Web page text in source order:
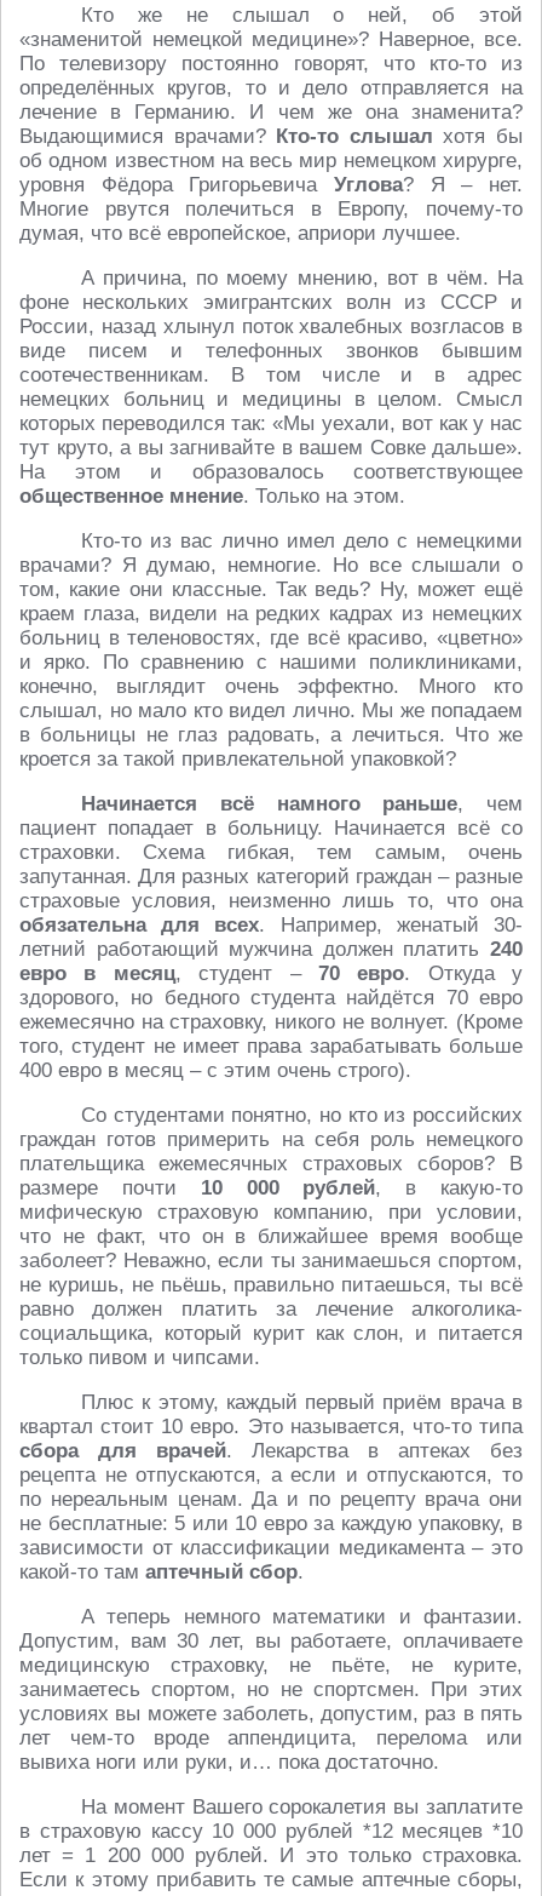
Кто же не слышал о ней, об этой
«знаменитой немецкой медицине»? Наверное, все.
По телевизору постоянно говорят, что кто-то из
определённых кругов, то и дело отправляется на
лечение в Германию. И чем же она знаменита?
Выдающимися врачами? Кто-то слышал хотя бы
об одном известном на весь мир немецком хирурге,
уровня Фёдора Григорьевича Углова? Я – нет.
Многие рвутся полечиться в Европу, почему-то
думая, что всё европейское, априори лучшее.
А причина, по моему мнению, вот в чём. На
фоне нескольких эмигрантских волн из СССР и
России, назад хлынул поток хвалебных возгласов в
виде писем и телефонных звонков бывшим
соотечественникам. В том числе и в адрес
немецких больниц и медицины в целом. Смысл
которых переводился так: «Мы уехали, вот как у нас
тут круто, а вы загнивайте в вашем Совке дальше».
На этом и образовалось соответствующее
общественное мнение. Только на этом.
Кто-то из вас лично имел дело с немецкими
врачами? Я думаю, немногие. Но все слышали о
том, какие они классные. Так ведь? Ну, может ещё
краем глаза, видели на редких кадрах из немецких
больниц в теленовостях, где всё красиво, «цветно»
и ярко. По сравнению с нашими поликлиниками,
конечно, выглядит очень эффектно. Много кто
слышал, но мало кто видел лично. Мы же попадаем
в больницы не глаз радовать, а лечиться. Что же
кроется за такой привлекательной упаковкой?
Начинается всё намного раньше, чем
пациент попадает в больницу. Начинается всё со
страховки. Схема гибкая, тем самым, очень
запутанная. Для разных категорий граждан – разные
страховые условия, неизменно лишь то, что она
обязательна для всех. Например, женатый 30-
летний работающий мужчина должен платить 240
евро в месяц, студент – 70 евро. Откуда у
здорового, но бедного студента найдётся 70 евро
ежемесячно на страховку, никого не волнует. (Кроме
того, студент не имеет права зарабатывать больше
400 евро в месяц – с этим очень строго).
Со студентами понятно, но кто из российских
граждан готов примерить на себя роль немецкого
плательщика ежемесячных страховых сборов? В
размере почти 10 000 рублей, в какую-то
мифическую страховую компанию, при условии,
что не факт, что он в ближайшее время вообще
заболеет? Неважно, если ты занимаешься спортом,
не куришь, не пьёшь, правильно питаешься, ты всё
равно должен платить за лечение алкоголика-
социальщика, который курит как слон, и питается
только пивом и чипсами.
Плюс к этому, каждый первый приём врача в
квартал стоит 10 евро. Это называется, что-то типа
сбора для врачей. Лекарства в аптеках без
рецепта не отпускаются, а если и отпускаются, то
по нереальным ценам. Да и по рецепту врача они
не бесплатные: 5 или 10 евро за каждую упаковку, в
зависимости от классификации медикамента – это
какой-то там аптечный сбор.
А теперь немного математики и фантазии.
Допустим, вам 30 лет, вы работаете, оплачиваете
медицинскую страховку, не пьёте, не курите,
занимаетесь спортом, но не спортсмен. При этих
условиях вы можете заболеть, допустим, раз в пять
лет чем-то вроде аппендицита, перелома или
вывиха ноги или руки, и… пока достаточно.
На момент Вашего сорокалетия вы заплатите
в страховую кассу 10 000 рублей *12 месяцев *10
лет = 1 200 000 рублей. И это только страховка.
Если к этому прибавить те самые аптечные сборы,